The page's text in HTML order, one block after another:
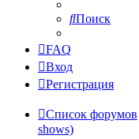
Поиск
FAQ
Вход
Регистрация
Список форумов
shows)